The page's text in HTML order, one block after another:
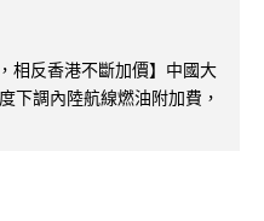
相反香港不斷加價】中國大
下調內陸航線燃油附加費，